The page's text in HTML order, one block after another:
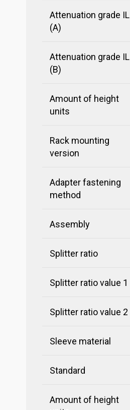
Attenuation grade IL
(A)
Attenuation grade IL
(B)
Amount of height
units
Rack mounting
version
Adapter fastening
method
Assembly
Splitter ratio
Splitter ratio value 1
Splitter ratio value 2
Sleeve material
Standard
Amount of height